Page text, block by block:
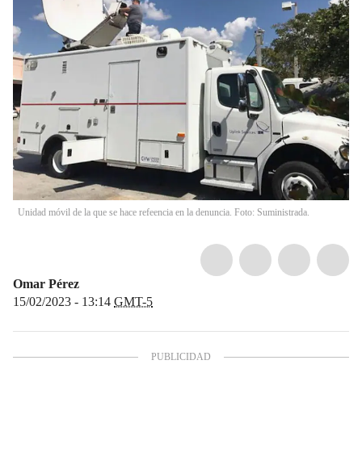
Unidad móvil de la que se hace refeencia en la denuncia. Foto: Suministrada.
Omar Pérez
15/02/2023 - 13:14 GMT-5